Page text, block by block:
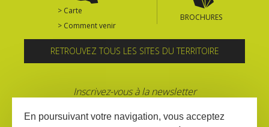
> Carte
> Comment venir
BROCHURES
RETROUVEZ TOUS LES SITES DU TERRITOIRE
Inscrivez-vous à la newsletter
En poursuivant votre navigation, vous acceptez